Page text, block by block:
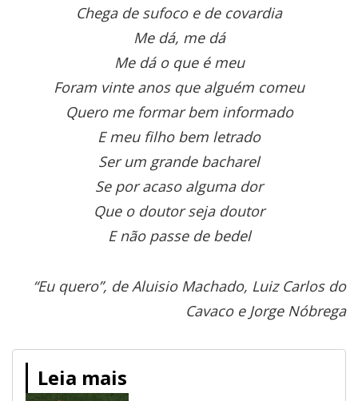
Chega de sufoco e de covardia
Me dá, me dá
Me dá o que é meu
Foram vinte anos que alguém comeu
Quero me formar bem informado
E meu filho bem letrado
Ser um grande bacharel
Se por acaso alguma dor
Que o doutor seja doutor
E não passe de bedel
“Eu quero”, de Aluisio Machado, Luiz Carlos do
Cavaco e Jorge Nóbrega
Leia mais